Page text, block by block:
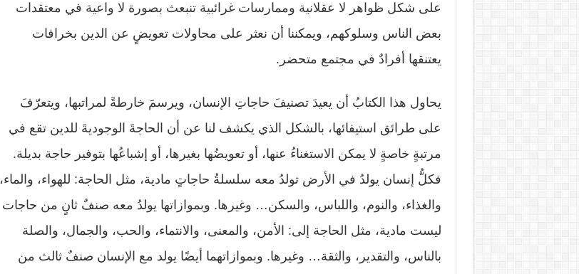
على شكل ظواهر لا عقلانية وممارسات غرائبية تنبعث بصورة لا واعية في معتقدات
بعض الناس وسلوكهم، ويمكننا أن نعثر على محاولات تعويضٍ عن الدين بخرافات
يعتنقها أفرادٌ في مجتمع متحضر.
يحاول هذا الكتابُ أن يعيدَ تصنيفَ حاجاتِ الإنسان، ويرسمَ خارطةً لمراتبها، ويتعرّفَ
على طرائق استيفائها، بالشكل الذي يكشف لنا عن أن الحاجةَ الوجوديةَ للدين تقع في
مرتبةٍ خاصةٍ لا يمكن الاستغناءُ عنها، أو تعويضُها بغيرها، أو إشباعُها بتوفير حاجة بديلة.
فكلُّ إنسان يولدُ في الأرض تولدُ معه سلسلةُ حاجاتٍ مادية، مثل الحاجة: للهواء، والماء،
والغذاء، والنوم، واللباس، والسكن… وغيرها. وبموازاتها يولدُ معه صنفٌ ثانٍ من حاجات
ليست مادية، مثل الحاجة إلى: الأمن، والمعنى، والانتماء، والحب، والجمال، والصلة
بالناس، والتقدير، والثقة… وغيرها. وبموازاتهما أيضًا يولد مع الإنسان صنفٌ ثالث من